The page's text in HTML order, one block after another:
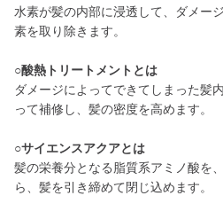
水素が髪の内部に浸透して、ダメー
素を取り除きます。
○酸熱トリートメントとは
ダメージによってできてしまった髪
って補修し、髪の密度を高めます。
○サイエンスアクアとは
髪の栄養分となる脂質系アミノ酸を
ら、髪を引き締めて閉じ込めます。